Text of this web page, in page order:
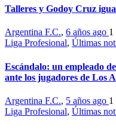
Talleres y Godoy Cruz
Argentina F.C., 6 años ago 1
Liga Profesional, Últimas
Escándalo: un empleado
ante los jugadores de Los
Argentina F.C., 5 años ago 1
Liga Profesional, Últimas